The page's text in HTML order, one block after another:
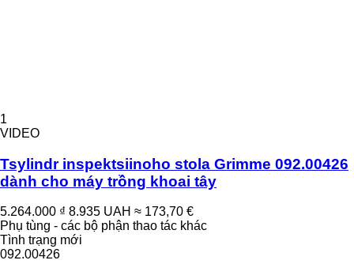
1
VIDEO
Tsylindr inspektsiinoho stola Grimme 092.00426
dành cho máy trồng khoai tây
5.264.000 ₫ 8.935 UAH ≈ 173,70 €
Phụ tùng - các bộ phận thao tác khác
Tình trạng mới
092.00426